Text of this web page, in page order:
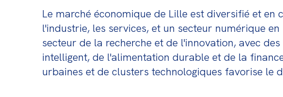
Le marché économique de Lille est diversifié et
l'industrie, les services, et un secteur numérique
secteur de la recherche et de l'innovation, avec
intelligent, de l'alimentation durable et de la
urbaines et de clusters technologiques favorise le